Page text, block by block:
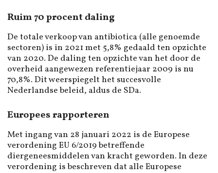
Ruim 70 procent daling
De totale verkoop van antibiotica (alle genoemde
sectoren) is in 2021 met 5,8% gedaald ten opzichte
van 2020. De daling ten opzichte van het door de
overheid aangewezen referentiejaar 2009 is nu
70,8%. Dit weerspiegelt het succesvolle
Nederlandse beleid, aldus de SDa.
Europees rapporteren
Met ingang van 28 januari 2022 is de Europese
verordening EU 6/2019 betreffende
diergeneesmiddelen van kracht geworden. In deze
verordening is beschreven dat alle Europese